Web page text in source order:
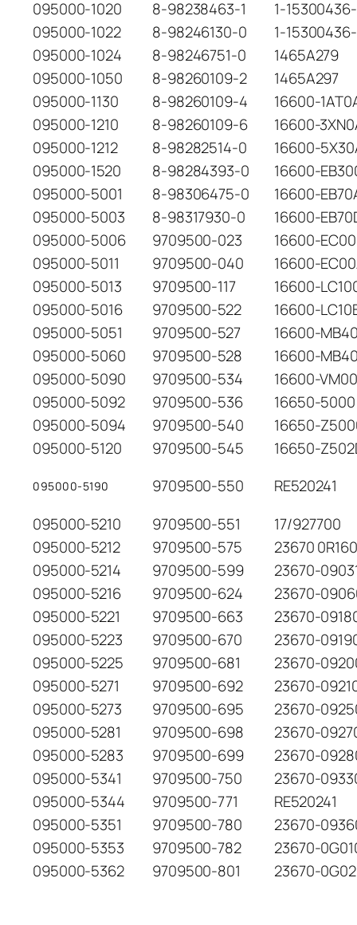
095000-1020 8-98238463-1
1-
095000-1022
8-98246130-0
1-
095000-1024
8-98246751-0
1465A279
095000-1050
8-98260109-2
1465A297
095000-1130
8-98260109-4
16600-
095000-1210
8-98260109-6
16600-
095000-1212
8-98282514-0
16600-
095000-1520
8-98284393-0
16600-
095000-5001
8-98306475-0
16600-
095000-5003
8-98317930-0
16600-
095000-5006
9709500-023
16600-
095000-5011
9709500-040
16600-
095000-5013
9709500-117
16600-
095000-5016
9709500-522
16600-
095000-5051
9709500-527
16600-
095000-5060
9709500-528
16600-
095000-5090
9709500-534
16600-
095000-5092
9709500-536
16650-5000
095000-5094
9709500-540
16650-
095000-5120
9709500-545 16650-
095000-5190 9709500-550
RE520241
095000-5210
9709500-551
17/927700
095000-5212
9709500-575
23670 0R160
095000-5214
9709500-599
23670-
095000-5216
9709500-624
23670-
095000-5221
9709500-663
23670-
095000-5223
9709500-670
23670-
095000-5225
9709500-681
23670-
095000-5271
9709500-692
23670-
095000-5273
9709500-695
23670-
095000-5281
9709500-698
23670-
095000-5283
9709500-699
23670-
095000-5341
9709500-750
23670-
095000-5344
9709500-771
RE520241
095000-5351
9709500-780
23670-
095000-5353
9709500-782
23670-
095000-5362
9709500-801 23670-